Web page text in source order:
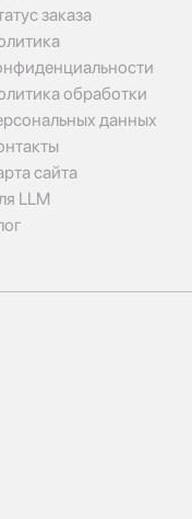
заказа
обработки
данных
сайта
LLM